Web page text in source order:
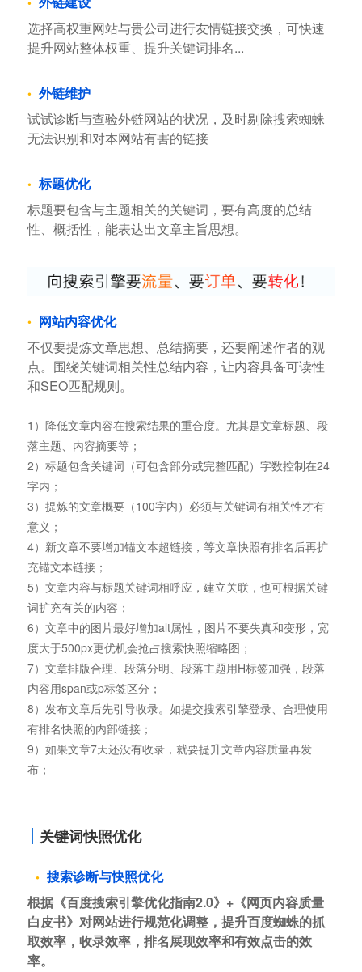
选择高权重网站与贵公司进行友情链接交换，可快速
提升网站整体权重、提升关键词排名...
外链维护
试试诊断与查验外链网站的状况，及时剔除搜索蜘蛛
无法识别和对本网站有害的链接
标题优化
标题要包含与主题相关的关键词，要有高度的总结
性、概括性，能表达出文章主旨思想。
网站内容优化
不仅要提炼文章思想、总结摘要，还要阐述作者的观
点。围绕关键词相关性总结内容，让内容具备可读性
和SEO匹配规则。
1）降低文章内容在搜索结果的重合度。尤其是文章标题、段
落主题、内容摘要等；
2）标题包含关键词（可包含部分或完整匹配）字数控制在24
字内；
3）提炼的文章概要（100字内）必须与关键词有相关性才有
意义；
4）新文章不要增加锚文本超链接，等文章快照有排名后再扩
充锚文本链接；
5）文章内容与标题关键词相呼应，建立关联，也可根据关键
词扩充有关的内容；
6）文章中的图片最好增加alt属性，图片不要失真和变形，宽
度大于500px更优机会抢占搜索快照缩略图；
7）文章排版合理、段落分明、段落主题用H标签加强，段落
内容用span或p标签区分；
8）发布文章后先引导收录。如提交搜索引擎登录、合理使用
有排名快照的内部链接；
9）如果文章7天还没有收录，就要提升文章内容质量再发
布；
关键词快照优化
搜索诊断与快照优化
根据《百度搜索引擎优化指南2.0》+《网页内容质量
白皮书》对网站进行规范化调整，提升百度蜘蛛的抓
取效率，收录效率，排名展现效率和有效点击的效
率。